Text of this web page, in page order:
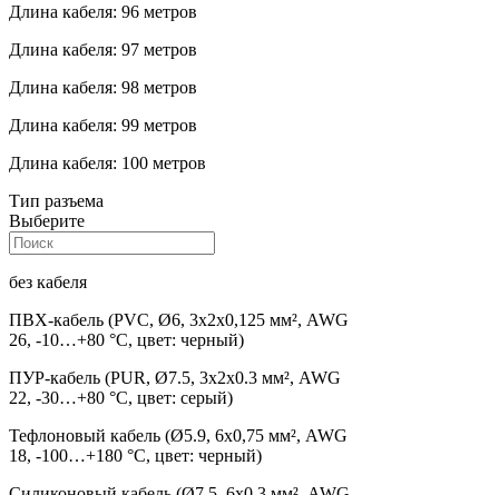
Длина кабеля: 96 метров
Длина кабеля: 97 метров
Длина кабеля: 98 метров
Длина кабеля: 99 метров
Длина кабеля: 100 метров
Тип разъема
Выберите
без кабеля
ПВХ-кабель (PVC, Ø6, 3х2х0,125 мм², AWG
26, -10…+80 °C, цвет: черный)
ПУР-кабель (PUR, Ø7.5, 3х2х0.3 мм², AWG
22, -30…+80 °C, цвет: серый)
Тефлоновый кабель (Ø5.9, 6х0,75 мм², AWG
18, -100…+180 °C, цвет: черный)